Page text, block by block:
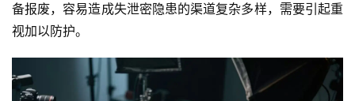
备报废，容易造成失泄密隐患的渠道复杂多样，需要引起重
视加以防护。